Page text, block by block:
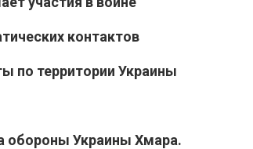
контактов
по территории Украины
обороны Украины Хмара.